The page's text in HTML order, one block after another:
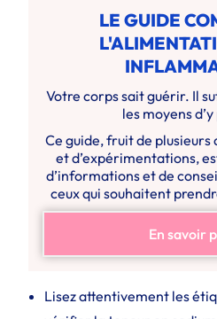
LE GUIDE
Votre corps sait guérir. Il
les moyens
Ce guide, fruit de plusieurs
et d’expérimentations,
d’informations et de
ceux qui souhaitent
En savoir
Lisez attentivement les